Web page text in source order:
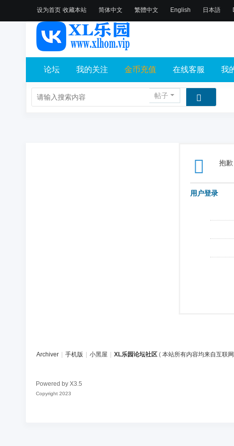
设为首页 收藏本站 简体中文 繁體中文 English 日本語
论坛 我的关注 金币充值 在线客服 我
帖子
抱
用户登录
Archiver 手机版 小黑屋 XL乐园论坛社区 ( 本站所有内容均来自互联
Powered by X3.5
Copyright 2023